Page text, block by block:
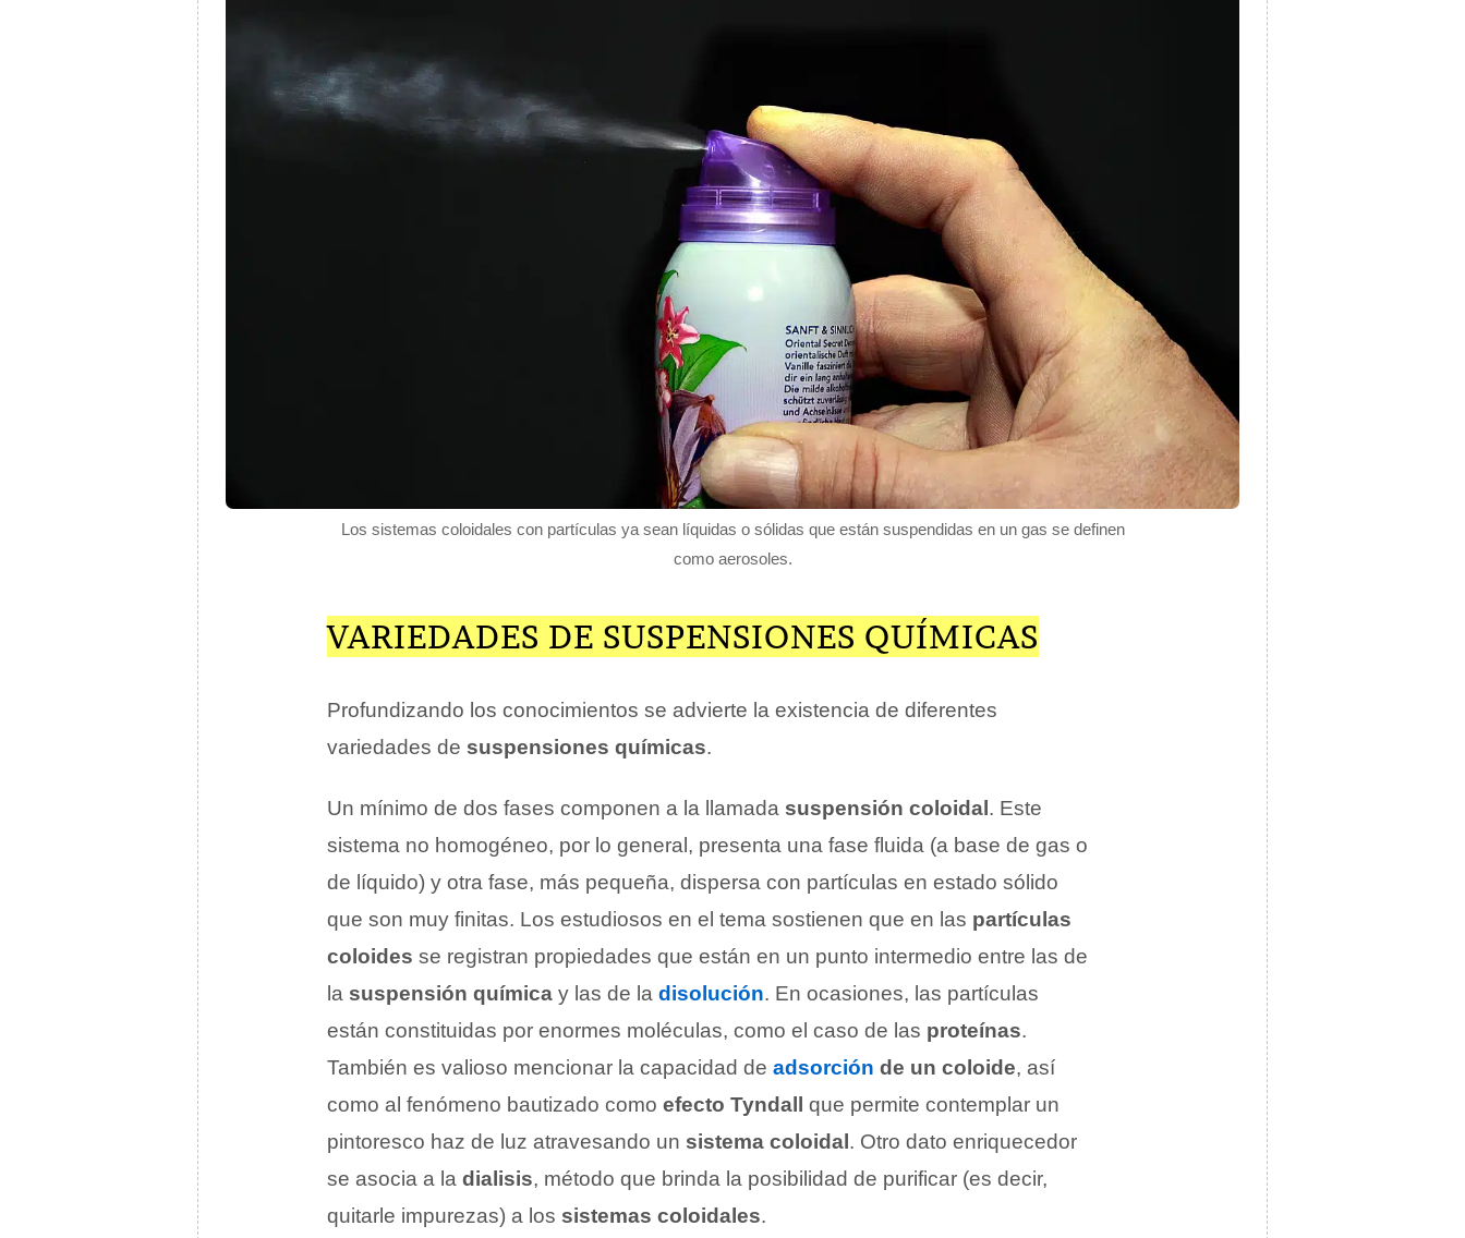
Los sistemas coloidales con partículas ya sean líquidas o sólidas que están suspendidas en un gas se definen
como aerosoles.
VARIEDADES DE SUSPENSIONES QUÍMICAS
Profundizando los conocimientos se advierte la existencia de diferentes
variedades de suspensiones químicas.
Un mínimo de dos fases componen a la llamada suspensión coloidal . Este
sistema no homogéneo, por lo general, presenta una fase fluida (a base de gas o
de líquido) y otra fase, más pequeña, dispersa con partículas en estado sólido
que son muy finitas. Los estudiosos en el tema sostienen que en las partículas
coloides se registran propiedades que están en un punto intermedio entre las de
la suspensión química y las de la disolución. En ocasiones, las partículas
están constituidas por enormes moléculas, como el caso de las proteínas.
También es valioso mencionar la capacidad de adsorción de un coloide, así
como al fenómeno bautizado como efecto Tyndall
que permite contemplar un
pintoresco haz de luz atravesando un sistema coloidal . Otro dato enriquecedor
se asocia a la dialisis, método que brinda la posibilidad de purificar (es decir,
quitarle impurezas) a los sistemas coloidales.